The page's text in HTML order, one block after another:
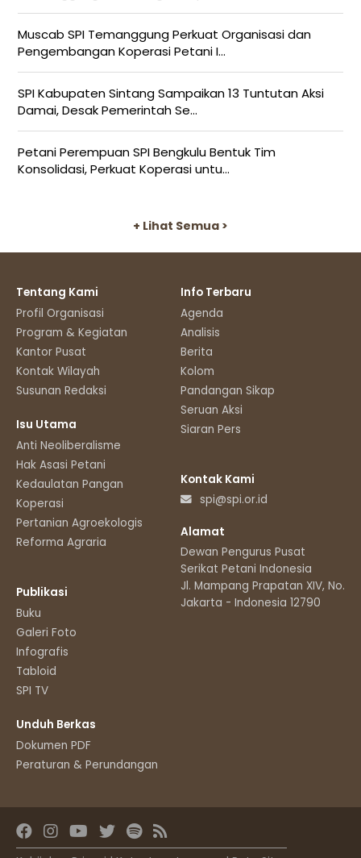
Muscab SPI Temanggung Perkuat Organisasi dan
Pengembangan Koperasi Petani I...
SPI Kabupaten Sintang Sampaikan 13 Tuntutan Aksi
Damai, Desak Pemerintah Se...
Petani Perempuan SPI Bengkulu Bentuk Tim
Konsolidasi, Perkuat Koperasi untu...
+ Lihat Semua >
Tentang Kami
Profil Organisasi
Program & Kegiatan
Kantor Pusat
Kontak Wilayah
Susunan Redaksi
Isu Utama
Anti Neoliberalisme
Hak Asasi Petani
Kedaulatan Pangan
Koperasi
Pertanian Agroekologis
Reforma Agraria
Publikasi
Buku
Galeri Foto
Infografis
Tabloid
SPI TV
Unduh Berkas
Dokumen PDF
Peraturan & Perundangan
Info Terbaru
Agenda
Analisis
Berita
Kolom
Pandangan Sikap
Seruan Aksi
Siaran Pers
Kontak Kami
spi@spi.or.id
Alamat
Dewan Pengurus Pusat
Serikat Petani Indonesia
Jl. Mampang Prapatan XIV, No.11
Jakarta - Indonesia 12790